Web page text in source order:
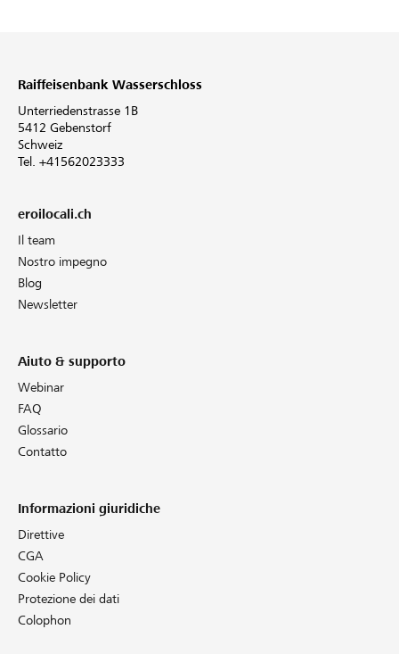
Raiffeisenbank Wasserschloss
Unterriedenstrasse 1B
5412 Gebenstorf
Schweiz
Tel. +41562023333
eroilocali.ch
Il team
Nostro impegno
Blog
Newsletter
Aiuto & supporto
Webinar
FAQ
Glossario
Contatto
Informazioni giuridiche
Direttive
CGA
Cookie Policy
Protezione dei dati
Colophon